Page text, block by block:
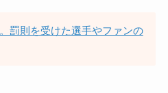
罰則を受けた選手やファンの